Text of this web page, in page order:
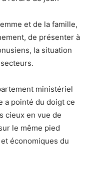
et de la famille,
de présenter à
la situation
ministériel
a pointé du doigt ce
cieux en vue de
le même pied
économiques du